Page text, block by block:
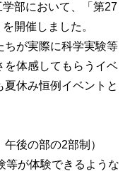
部において、「第27
開催しました。
が実際に科学実験等
を体感してもらうイベ
休み恒例イベントと
後の部の2部制）
等が体験できるような